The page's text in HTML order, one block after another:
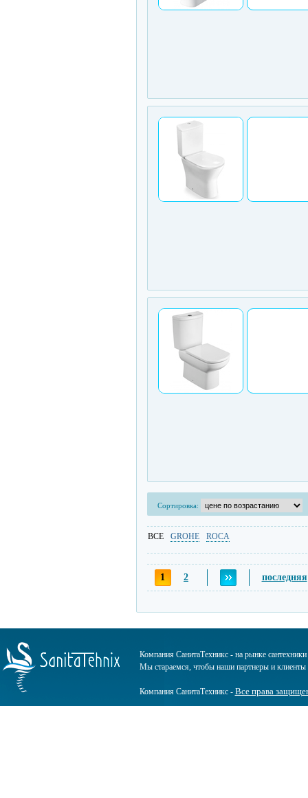
Сортировка:
ВСЕ GROHE ROCA
1 2 последняя
Компания СанитаТехникс - на рынке сантехники
Мы стараемся, чтобы наши партнеры и клиенты
Компания СанитаТехникс - Все права